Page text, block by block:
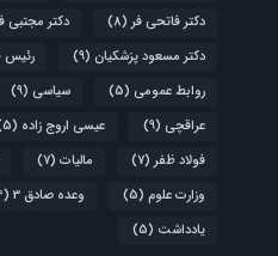
دکتر فاتحی فر(8) دکتر مجتبی
دکتر مسعود پزشکیان (9) رئیس
روابط عمومی (5) سیاسی (9)
عراقچی (9) عیسی اروج زاده (5)
فولاد ظفر(7) مالیات (7)
وزارت علوم (5) وعده صادق 3 (14)
یادداشت (5)